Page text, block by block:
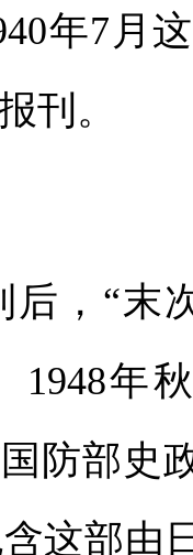
年7月
刊。
，“末
1948年
防部史
这部由